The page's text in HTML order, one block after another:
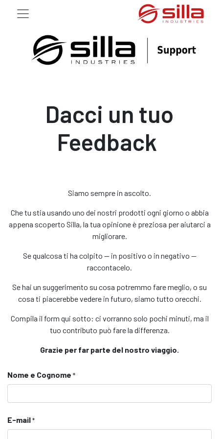
Dacci un tuo
Feedback
Siamo sempre in ascolto.
Che tu stia usando uno dei nostri prodotti ogni giorno o abbia
appena scoperto Silla, la tua opinione è preziosa per aiutarci a
migliorare.
Se qualcosa ti ha colpito — in positivo o in negativo —
raccontacelo.
Se hai un suggerimento su cosa potremmo fare meglio, o su
cosa ti piacerebbe vedere in futuro, siamo tutto orecchi.
Compila il form qui sotto: ci vorranno solo pochi minuti, ma il
tuo contributo può fare la differenza.
Grazie per far parte del nostro viaggio.
Nome e Cognome *
E-mail*